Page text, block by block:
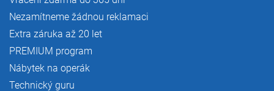
Nezamítneme žádnou reklamaci
Extra záruka až 20 let
PREMIUM program
Nábytek na operák
Technický guru